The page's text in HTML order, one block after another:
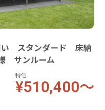
い スタンダード 床納
サンルーム
特価
¥510,400～